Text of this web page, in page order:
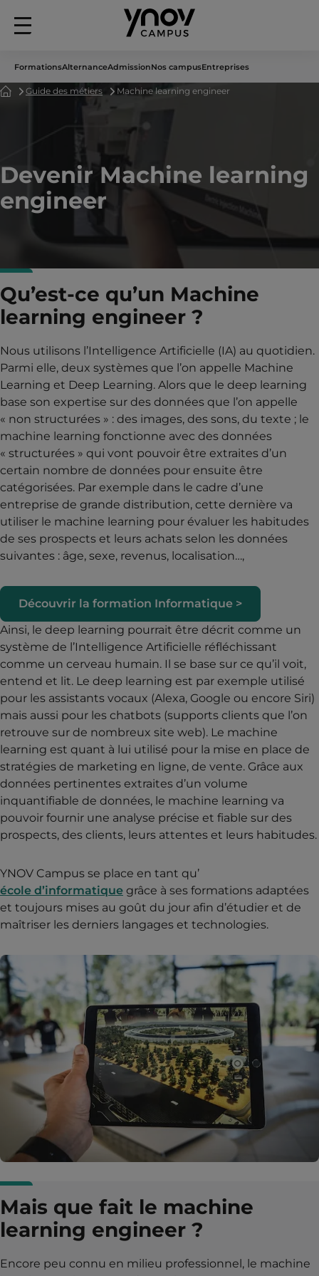
Menu
FormationsAlternanceAdmissionNos campusEntreprises
AccueilGuide des métiers Machine learning engineer
Devenir Machine learning
engineer
Qu’est-ce qu’un Machine
learning engineer ?
Nous utilisons l’Intelligence Artificielle (IA) au quotidien.
Parmi elle, deux systèmes que l’on appelle Machine
Learning et Deep Learning. Alors que le deep learning
base son expertise sur des données que l’on appelle
« non structurées » : des images, des sons, du texte ; le
machine learning fonctionne avec des données
« structurées » qui vont pouvoir être extraites d’un
certain nombre de données pour ensuite être
catégorisées. Par exemple dans le cadre d’une
entreprise de grande distribution, cette dernière va
utiliser le machine learning pour évaluer les habitudes
de ses prospects et leurs achats selon les données
suivantes : âge, sexe, revenus, localisation…,
Découvrir la formation Informatique >
Ainsi, le deep learning pourrait être décrit comme un
système de l’Intelligence Artificielle réfléchissant
comme un cerveau humain. Il se base sur ce qu’il voit,
entend et lit. Le deep learning est par exemple utilisé
pour les assistants vocaux (Alexa, Google ou encore Siri)
mais aussi pour les chatbots (supports clients que l’on
retrouve sur de nombreux site web). Le machine
learning est quant à lui utilisé pour la mise en place de
stratégies de marketing en ligne, de vente. Grâce aux
données pertinentes extraites d’un volume
inquantifiable de données, le machine learning va
pouvoir fournir une analyse précise et fiable sur des
prospects, des clients, leurs attentes et leurs habitudes.
YNOV Campus se place en tant qu’
école d’informatique grâce à ses formations adaptées
et toujours mises au goût du jour afin d’étudier et de
maîtriser les derniers langages et technologies.
Mais que fait le machine
learning engineer ?
Encore peu connu en milieu professionnel, le machine